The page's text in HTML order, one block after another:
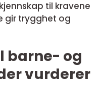
til kravene
gir trygghet og
barne- og
vurderer